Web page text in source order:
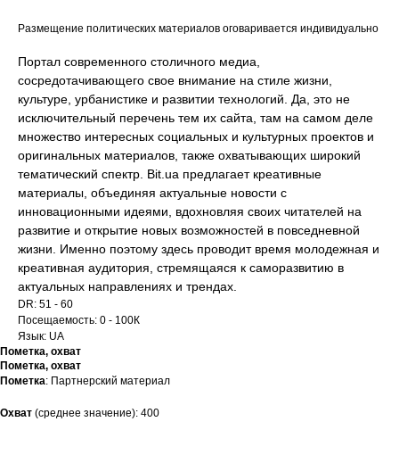
Размещение политических материалов оговаривается индивидуально
Портал современного столичного медиа,
сосредотачивающего свое внимание на стиле жизни,
культуре, урбанистике и развитии технологий. Да, это не
исключительный перечень тем их сайта, там на самом деле
множество интересных социальных и культурных проектов и
оригинальных материалов, также охватывающих широкий
тематический спектр. Bit.ua предлагает креативные
материалы, объединяя актуальные новости с
инновационными идеями, вдохновляя своих читателей на
развитие и открытие новых возможностей в повседневной
жизни. Именно поэтому здесь проводит время молодежная и
креативная аудитория, стремящаяся к саморазвитию в
актуальных направлениях и трендах.
DR: 51 - 60
Посещаемость: 0 - 100К
Язык: UA
Пометка, охват
Пометка, охват
Пометка: Партнерский материал
Охват (среднее значение): 400